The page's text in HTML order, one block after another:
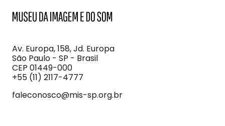
Imagem
e
do
Som
Av. Europa, 158, Jd. Europa
São Paulo - SP - Brasil
CEP 01449-000
+55 (11) 2117-4777
faleconosco@mis-sp.org.br